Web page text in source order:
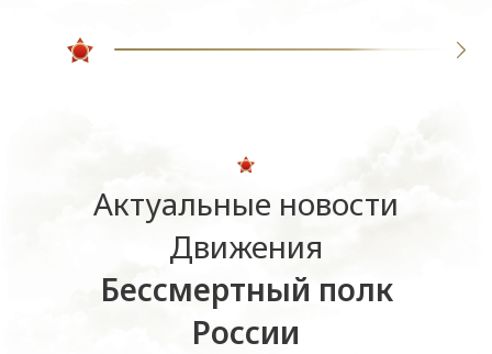
Актуальные новости
Движения
Бессмертный полк
России